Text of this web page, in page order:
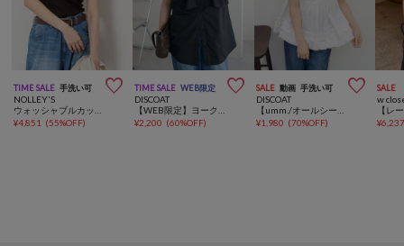
TIME SALE 手洗い可 
NOLLEY'S
¥4,851 (55%OFF)
TIME SALE WEB限定 
DISCOAT
¥2,200 (60%OFF)
SALE 動画 手洗い可 
DISCOAT
¥1,980 (70%OFF)
SALE
w
¥